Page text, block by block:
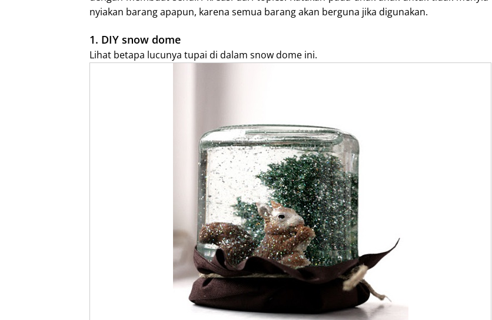
nyiakan barang apapun, karena semua barang akan berguna jika digunakan.
1. DIY snow dome
Lihat betapa lucunya tupai di dalam snow dome ini.